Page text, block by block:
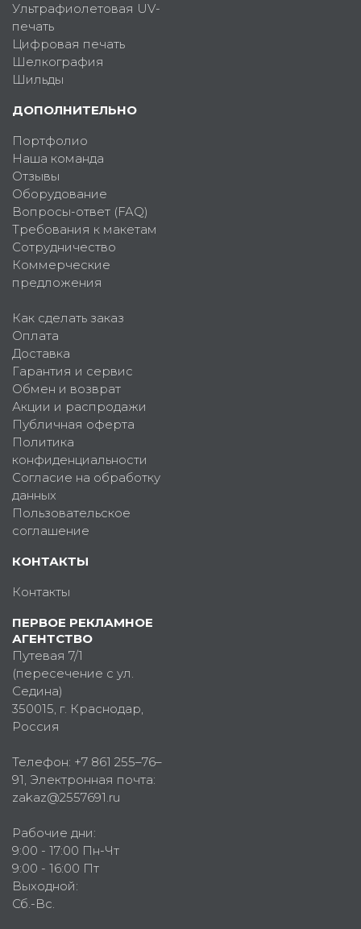
Ультрафиолетовая UV-
печать
Цифровая печать
Шелкография
Шильды
ДОПОЛНИТЕЛЬНО
Портфолио
Наша команда
Отзывы
Оборудование
Вопросы-ответ (FAQ)
Требования к макетам
Сотрудничество
Коммерческие
предложения
Как сделать заказ
Оплата
Доставка
Гарантия и сервис
Обмен и возврат
Акции и распродажи
Публичная оферта
Политика
конфиденциальности
Согласие на обработку
данных
Пользовательское
соглашение
КОНТАКТЫ
Контакты
ПЕРВОЕ РЕКЛАМНОЕ
АГЕНТСТВО
Путевая 7/1
(пересечение с ул.
Седина)
350015, г. Краснодар,
Россия
Телефон: +7 861 255–76–
91, Электронная почта:
zakaz@2557691.ru
Рабочие дни:
9:00 - 17:00 Пн-Чт
9:00 - 16:00 Пт
Выходной:
Сб.-Вс.